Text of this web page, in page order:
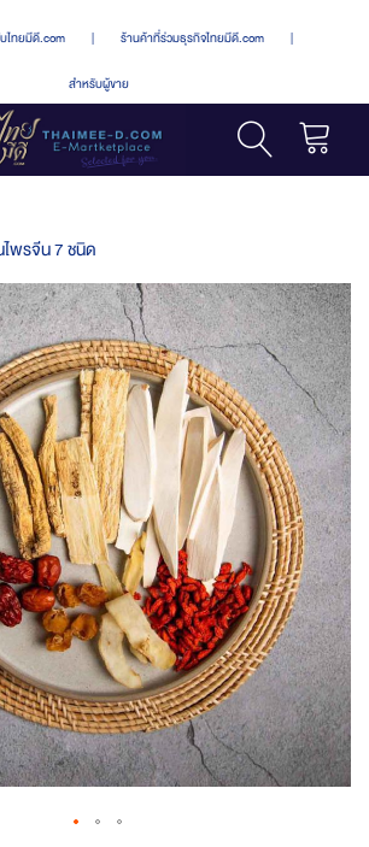
ไทยมีดี.com | ร้านค้าที่ร่วมธุรกิจไทยมีดี.com |
สำหรับผู้ขาย
พรจีน 7 ชนิด